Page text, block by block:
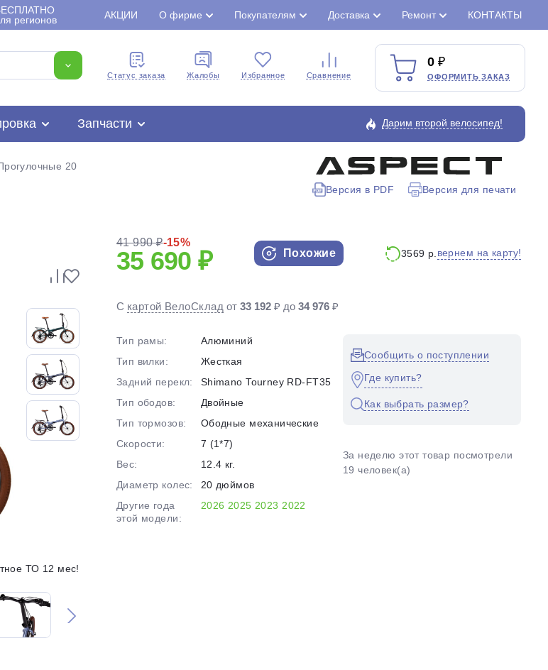
регионов
АКЦИИ О фирме Покупателям Доставка Ремонт КОНТАКТЫ
Cтатус заказа Жалобы Избранное Сравнение
0
ОФОРМИТЬ ЗАКАЗ
Запчасти Дарим второй велосипед!
20
Версия в PDF Версия для печати
ТО 12 мес!
41 990 ₽-15%
35 690 ₽ Похожие 3569 р. вернем на карту!
С картой ВелоСклад от33 192 ₽ до34 976 ₽
Тип рамы:
Алюминий
Тип вилки:
Жесткая
Задний перекл:
Shimano Tourney RD-FT35
Тип ободов:
Двойные
Тип тормозов:
Ободные механические
Скорости:
7 (1*7)
Вес:
12.4 кг.
Диаметр колес:
20 дюймов
Другие года
этой модели:
2026 2025 2023 2022
Сообщить о поступлении
Где купить?
Как выбрать размер?
За неделю этот товар посмотрели
19 человек(а)
оплату
без переплат
товары
сегодня только
любого банка